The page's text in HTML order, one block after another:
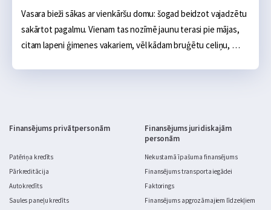
Vasara bieži sākas ar vienkāršu domu: šogad beidzot vajadzētu
sakārtot pagalmu. Vienam tas nozīmē jaunu terasi pie mājas,
citam lapeni ģimenes vakariem, vēl kādam bruģētu celiņu,
Finansējums privātpersonām
Patēriņa kredīts
Pārkreditācija
Auto kredīts
Saules paneļu kredīts
Finansējums juridiskajām
personām
Nekustamā īpašuma finansējums
Finansējums transporta iegādei
Faktorings
Finansējums apgrozāmajiem līdzekļiem